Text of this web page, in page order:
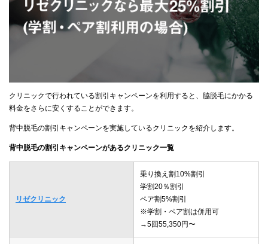
クリニックで行われている割引キャンペーンを利用すると、脇脱毛にかかる
料金をさらに安くすることができます。
背中脱毛の割引キャンペーンを実施しているクリニックを紹介します。
背中脱毛の割引キャンペーンがあるクリニック一覧
リゼクリニック
乗り換え割10%割引
学割20％割引
ペア割5%割引
※学割・ペア割は併用可
→5回55,350円〜